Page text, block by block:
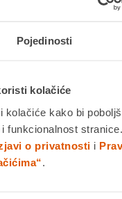
Pojedinosti
kolačiće
kolačiće kako bi
funkcionalnost
o privatnosti i
14
Povrat
Usporedite